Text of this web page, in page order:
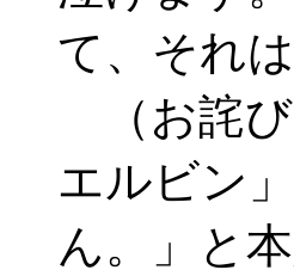
て、それ
（お詫び
エルビン
ん。」と